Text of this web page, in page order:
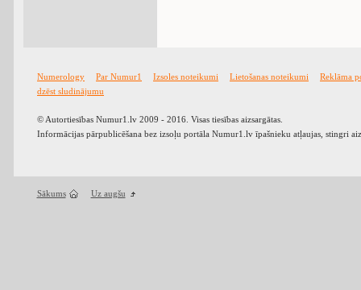
Numerology Par Numur1 Izsoles noteikumi Lietošanas noteikumi
Reklāma
dzēst sludinājumu
© Autortiesības Numur1.lv 2009 - 2016. Visas tiesības aizsargātas.
Informācijas pārpublicēšana bez izsoļu portāla Numur1.lv īpašnieku atļaujas, stingri
Sākums Uz augšu